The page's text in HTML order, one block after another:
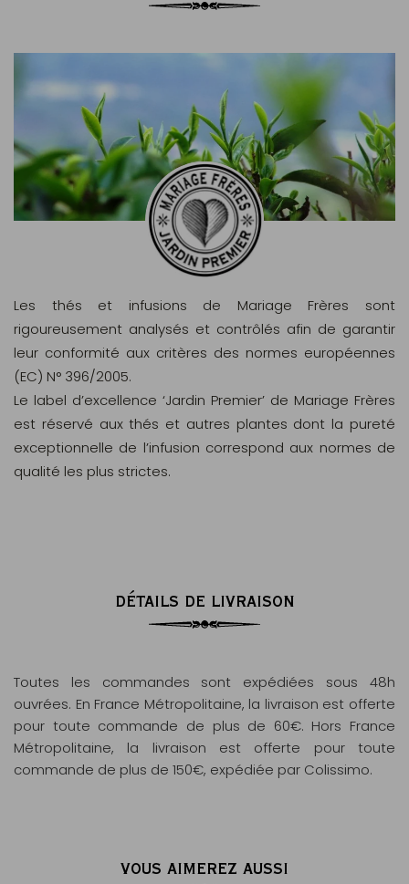
Les thés et infusions de Mariage Frères sont
rigoureusement analysés et contrôlés afin de garantir
leur conformité aux critères des normes européennes
(EC) N° 396/2005.
Le label d’excellence ‘Jardin Premier’ de Mariage Frères
est réservé aux thés et autres plantes dont la pureté
exceptionnelle de l’infusion correspond aux normes de
qualité les plus strictes.
DÉTAILS DE LIVRAISON
Toutes les commandes sont expédiées sous 48h
ouvrées. En France Métropolitaine, la livraison est offerte
pour toute commande de plus de 60€. Hors France
Métropolitaine, la livraison est offerte pour toute
commande de plus de 150€, expédiée par Colissimo.
VOUS AIMEREZ AUSSI